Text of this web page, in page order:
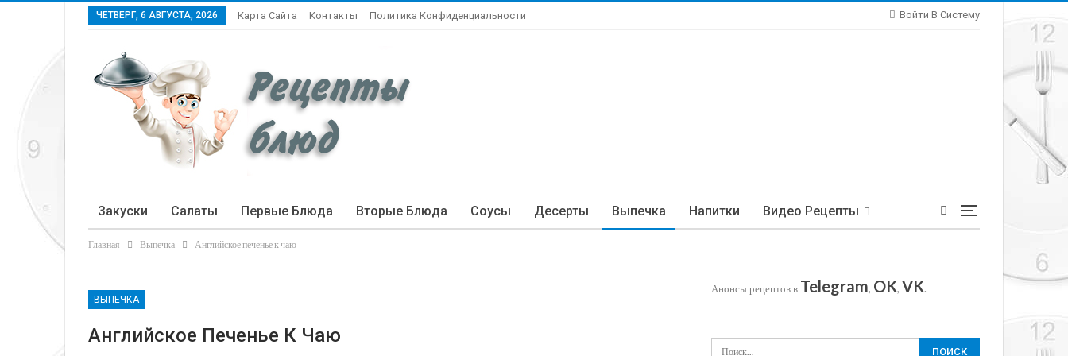
Войти В Систему
ЧЕТВЕРГ, 6 АВГУСТА, 2026 Карта Сайта Контакты Политика Конфиденциальности
Закуски Салаты Первые Блюда Вторые Блюда Соусы Десерты Выпечка Напитки Видео Рецепты
Статьи
Главная Выпечка Английское печенье к чаю
ВЫПЕЧКА
Английское Печенье К Чаю
Анонсы рецептов в Telegram, OK, VK.